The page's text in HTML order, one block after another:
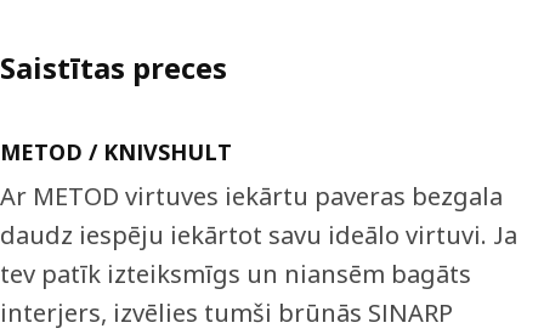
Saistītas preces
METOD / KNIVSHULT
Ar METOD virtuves iekārtu paveras bezgala
daudz iespēju iekārtot savu ideālo virtuvi. Ja
tev patīk izteiksmīgs un niansēm bagāts
interjers, izvēlies tumši brūnās SINARP